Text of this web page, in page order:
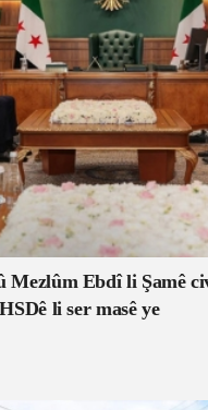
Mezlûm Ebdî li Şamê
li ser masê ye